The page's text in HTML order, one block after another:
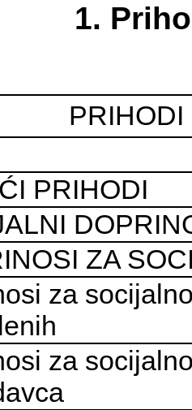
1.
PRIHODI
ZA
za
za